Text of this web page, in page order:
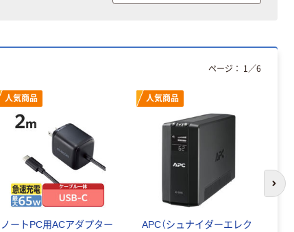
人気商品
ノートPC用ACアダプター
人気商品
APC（シュナイダーエレク
ページ： 1／6
次